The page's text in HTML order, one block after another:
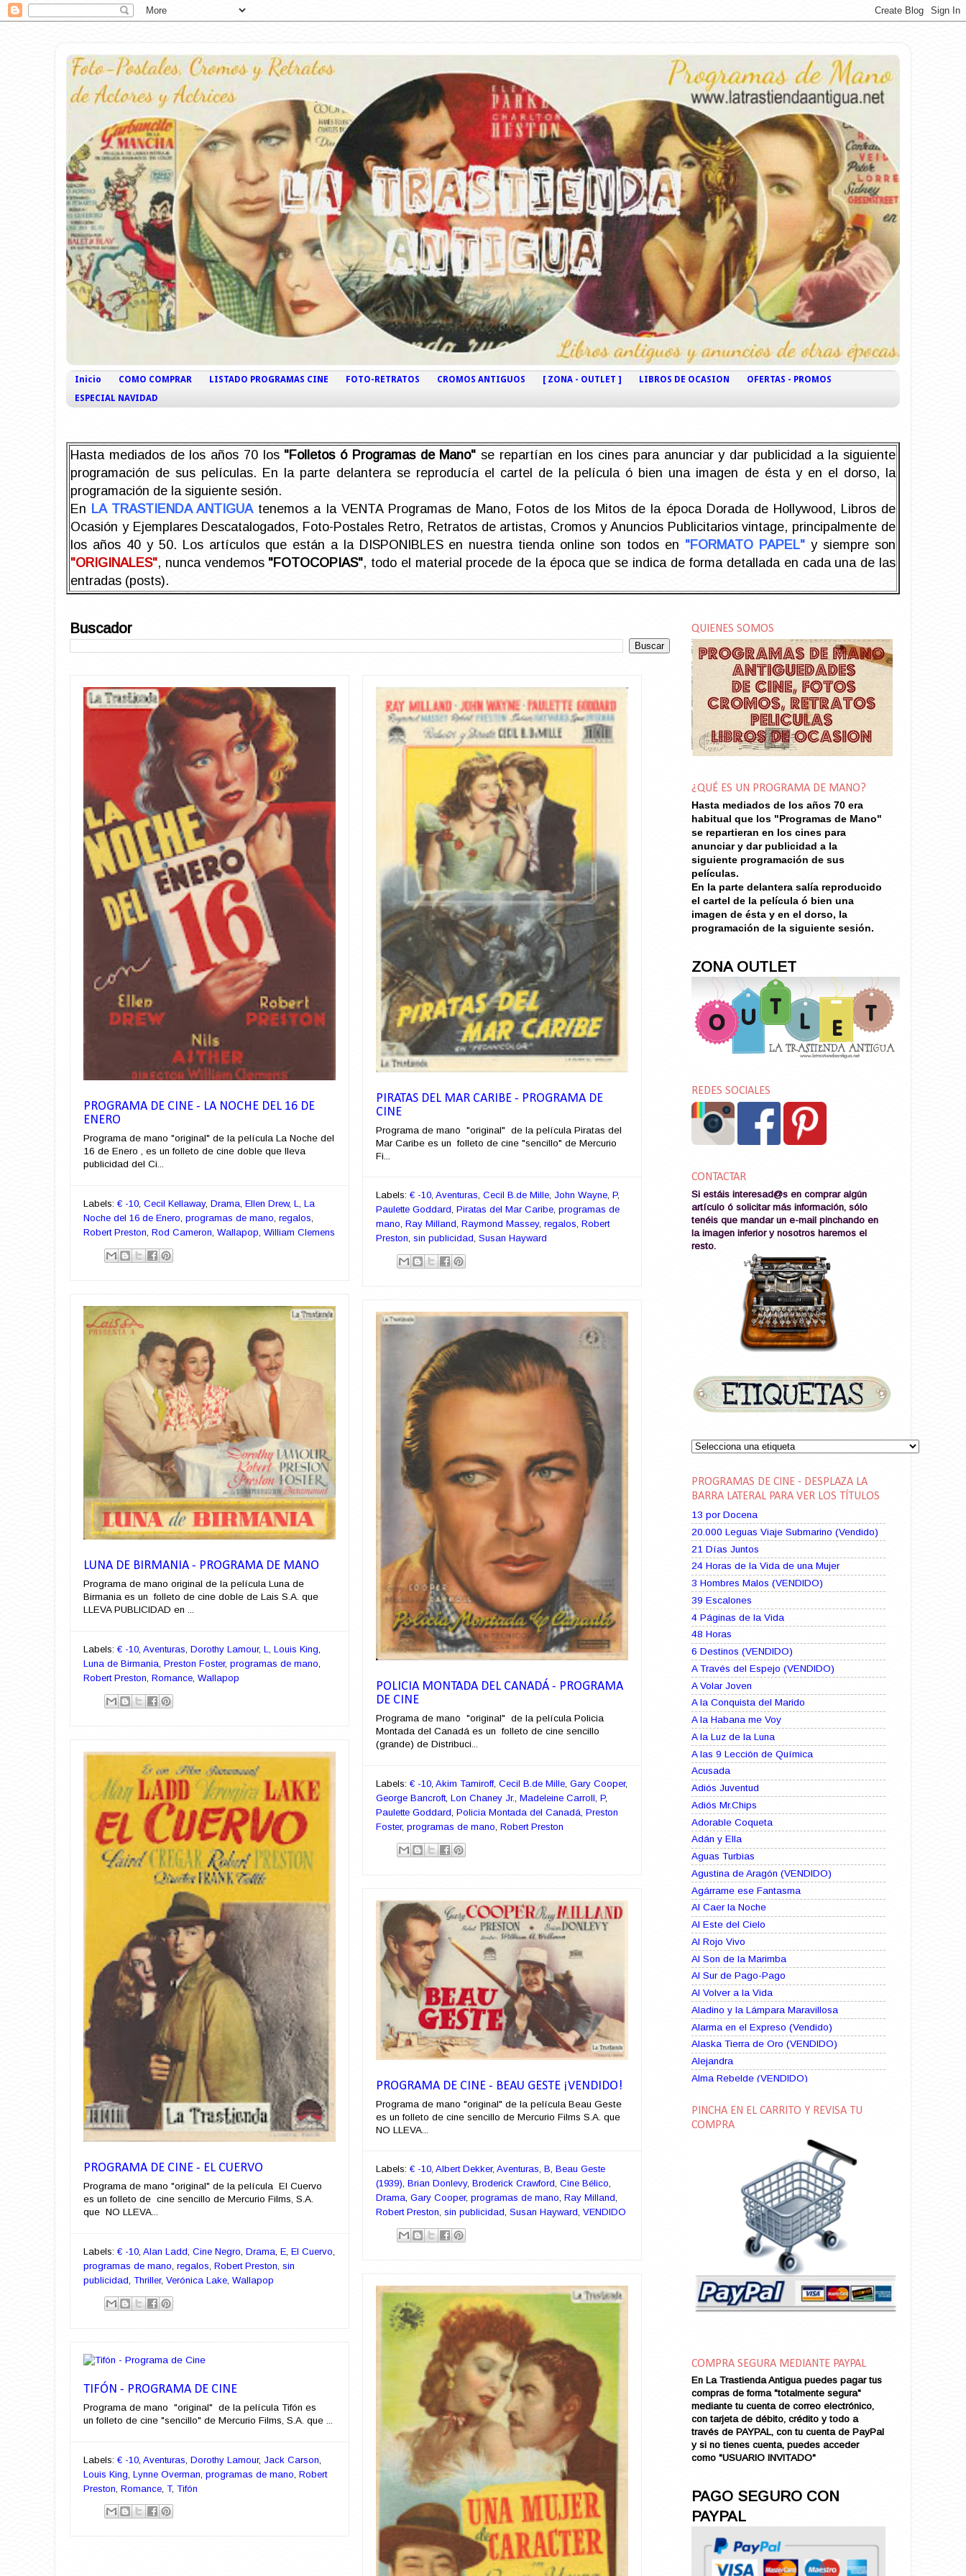
Inicio COMO COMPRAR LISTADO PROGRAMAS CINE FOTO-RETRATOS CROMOS ANTIGUOS [ ZONA - OUTLET ] LIBROS DE OCASION
OFERTAS - PROMOS
ESPECIAL NAVIDAD
Hasta mediados de los años 70 los "Folletos ó Programas de Mano" se repartían en los cines para anunciar y dar publicidad a la siguiente
programación de sus películas. En la parte delantera se reproducía el cartel de la película ó bien una imagen de ésta y en el dorso, la
programación de la siguiente sesión.
En LA TRASTIENDA ANTIGUAtenemos a la VENTA Programas de Mano, Fotos de los Mitos de la época Dorada de Hollywood, Libros de
Ocasión y Ejemplares Descatalogados, Foto-Postales Retro, Retratos de artistas, Cromos y Anuncios Publicitarios vintage, principalmente de
los años 40 y 50. Los artículos que están a la DISPONIBLES en nuestra tienda online son todos en "FORMATO PAPEL" y siempre son
"ORIGINALES", nunca vendemos "FOTOCOPIAS", todo el material procede de la época que se indica de forma detallada en cada una de las
entradas (posts).
Buscador
PROGRAMA DE CINE - LA NOCHE DEL 16 DE
ENERO
Programa de mano "original" de la película La Noche del
16 de Enero , es un folleto de cine doble que lleva
publicidad del Ci...
Labels: € -10 Cecil Kellaway, Drama Ellen Drew, L
La
Noche del 16 de Enero programas de mano regalos
Robert Preston Rod Cameron Wallapop William Clemens
PIRATAS DEL MAR CARIBE - PROGRAMA DE
CINE
Programa de mano "original" de la película Piratas del
Mar Caribe es un folleto de cine "sencillo" de Mercurio
Fi...
Labels: € -10, Aventuras, Cecil B.de Mille, John Wayne, P,
Paulette Goddard, Piratas del Mar Caribe, programas de
mano, Ray Milland, Raymond Massey, regalos, Robert
Preston, sin publicidad, Susan Hayward
LUNA DE BIRMANIA - PROGRAMA DE MANO
Programa de mano original de la película Luna de
Birmania es un folleto de cine doble de Lais S.A. que
LLEVA PUBLICIDAD en ...
Labels: € -10 Aventuras Dorothy Lamour, L Louis King
Luna de Birmania Preston Foster, programas de mano
Robert Preston Romance Wallapop
POLICIA MONTADA DEL CANADÁ - PROGRAMA
DE CINE
Programa de mano "original" de la película Policia
Montada del Canadá es un folleto de cine sencillo
(grande) de Distribuci...
Labels: € -10 Akim Tamiroff, Cecil B.de Mille Gary Cooper,
George Bancroft, Lon Chaney Jr. Madeleine Carroll P,
Paulette Goddard Policia Montada del Canadá Preston
Foster, programas de mano Robert Preston
PROGRAMA DE CINE - EL CUERVO
Programa de mano "original" de la película El Cuervo
es un folleto de cine sencillo de Mercurio Films, S.A.
que NO LLEVA...
Labels: € -10, Alan Ladd, Cine Negro, Drama, E, El Cuervo,
programas de mano, regalos, Robert Preston, sin
publicidad, Thriller, Verónica Lake, Wallapop
PROGRAMA DE CINE - BEAU GESTE ¡VENDIDO!
Programa de mano "original" de la película Beau Geste
es un folleto de cine sencillo de Mercurio Films S.A. que
NO LLEVA...
Labels: € -10, Albert Dekker, Aventuras, B, Beau Geste
(1939), Brian Donlevy, Broderick Crawford, Cine Bélico,
Drama, Gary Cooper, programas de mano, Ray Milland,
Robert Preston, sin publicidad, Susan Hayward, VENDIDO
TIFÓN - PROGRAMA DE CINE
Programa de mano "original" de la película Tifón es
un folleto de cine "sencillo" de Mercurio Films, S.A. que ...
Labels: € -10 Aventuras Dorothy Lamour, Jack Carson
Louis King Lynne Overman programas de mano Robert
Preston Romance T, Tifón
QUIENES SOMOS
¿QUÉ ES UN PROGRAMA DE MANO?
Hasta mediados de los años 70 era
habitual que los "Programas de Mano"
se repartieran en los cines para
anunciar y dar publicidad a la
siguiente programación de sus
películas.
En la parte delantera salía reproducido
el cartel de la película ó bien una
imagen de ésta y en el dorso, la
programación de la siguiente sesión.
ZONA OUTLET
REDES SOCIALES
CONTACTAR
Si estáis interesad@s en comprar algún
artículo ó solicitar más información, sólo
tenéis que mandar un e-mail pinchando en
la imagen inferior y nosotros haremos el
resto.
PROGRAMAS DE CINE - DESPLAZA LA
BARRA LATERAL PARA VER LOS TÍTULOS
13 por Docena
20.000 Leguas Viaje Submarino (Vendido)
21 Días Juntos
24 Horas de la Vida de una Mujer
3 Hombres Malos (VENDIDO)
39 Escalones
4 Páginas de la Vida
48 Horas
6 Destinos (VENDIDO)
A Través del Espejo (VENDIDO)
A Volar Joven
A la Conquista del Marido
A la Habana me Voy
A la Luz de la Luna
A las 9 Lección de Química
Acusada
Adiós Juventud
Adiós Mr.Chips
Adorable Coqueta
Adán y Ella
Aguas Turbias
Agustina de Aragón (VENDIDO)
Agárrame ese Fantasma
Al Caer la Noche
Al Este del Cielo
Al Rojo Vivo
Al Son de la Marimba
Al Sur de Pago-Pago
Al Volver a la Vida
Aladino y la Lámpara Maravillosa
Alarma en el Expreso (Vendido)
Alaska Tierra de Oro (VENDIDO)
Alejandra
Alma Rebelde (VENDIDO)
Alma en Suplicio (VENDIDO)
Almas Borrascosas
Amame esta Noche (VENDIDO)
Amanda La Paciente Peligrosa
Amarga Victoria
Amor a Medianoche
Amor en Conserva (VENDIDO)
Amor que Mata
Amor sin Refugio
Ana de Brooklyn
Ana y El Rey de Siam
Anatomía de un Asesinato
Andrés Harvey Millonario (VENDIDO)
Andrés Harvey Tenorio
Andrés Harvey se Enamora (VENDIDO)
Aníbal
Aquella Noche en Rio
Arenas Sangrientas
Argel (VENDIDO)
Armonías de Juventud (VENDIDO)
PINCHA EN EL CARRITO Y REVISA TU
COMPRA
COMPRA SEGURA MEDIANTE PAYPAL
En La Trastienda Antigua puedes pagar tus
compras de forma "totalmente segura"
mediante tu cuenta de correo electrónico,
con tarjeta de débito, crédito y todo a
través de PAYPAL, con tu cuenta de PayPal
y si no tienes cuenta, puedes acceder
como "USUARIO INVITADO"
PAGO SEGURO CON
PAYPAL